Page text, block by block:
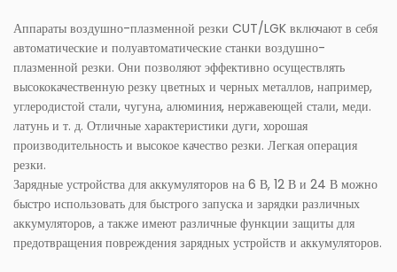
Аппараты воздушно-плазменной резки CUT/LGK включают в себя
автоматические и полуавтоматические станки воздушно-
плазменной резки. Они позволяют эффективно осуществлять
высококачественную резку цветных и черных металлов, например,
углеродистой стали, чугуна, алюминия, нержавеющей стали, меди.
латунь и т. д. Отличные характеристики дуги, хорошая
производительность и высокое качество резки. Легкая операция
резки.
Зарядные устройства для аккумуляторов на 6 В, 12 В и 24 В можно
быстро использовать для быстрого запуска и зарядки различных
аккумуляторов, а также имеют различные функции защиты для
предотвращения повреждения зарядных устройств и аккумуляторов.